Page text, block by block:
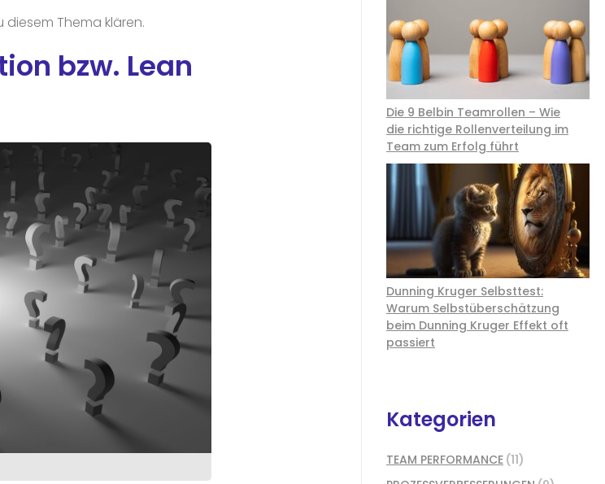
diesem Thema klären.
bzw. Lean
Die 9 Belbin Teamrollen – Wie
die richtige Rollenverteilung im
Team zum Erfolg führt
Dunning Kruger Selbsttest:
Warum Selbstüberschätzung
beim Dunning Kruger Effekt oft
passiert
Kategorien
TEAM PERFORMANCE (11)